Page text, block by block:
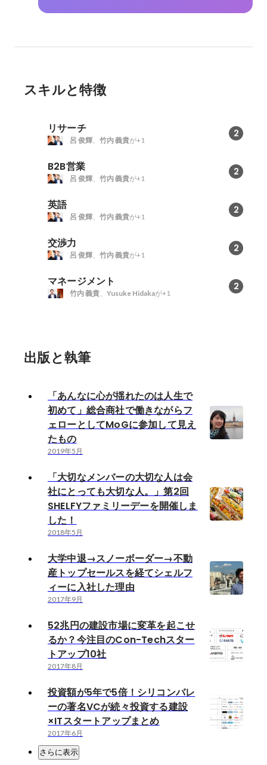
スキルと特徴
リサーチ 2
呂 俊輝 竹内 義貴が+1
B2B営業 2
呂 俊輝 竹内 義貴が+1
英語 2
呂 俊輝 竹内 義貴が+1
交渉力 2
呂 俊輝 竹内 義貴が+1
マネージメント 2
竹内 義貴 Yusuke Hidakaが+1
出版と執筆
「あんなに心が揺れたのは人生で
初めて」総合商社で働きながらフ
ェローとしてMoGに参加して見え
たもの
2019年5月
「大切なメンバーの大切な人は会
社にとっても大切な人。」第2回
SHELFYファミリーデーを開催しま
した！
2018年5月
大学中退→スノーボーダー→不動
産トップセールスを経てシェルフ
ィーに入社した理由
2017年9月
52兆円の建設市場に変革を起こせ
るか？今注目のCon-Techスター
トアップ10社
2017年8月
投資額が5年で5倍！シリコンバレ
ーの著名VCが続々投資する建設
×ITスタートアップまとめ
2017年6月
さらに表示